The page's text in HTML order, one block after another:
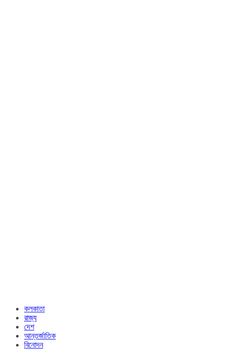
কলকাতা
রাজ্য​
দেশ
আন্তর্জাতিক
বিনোদন